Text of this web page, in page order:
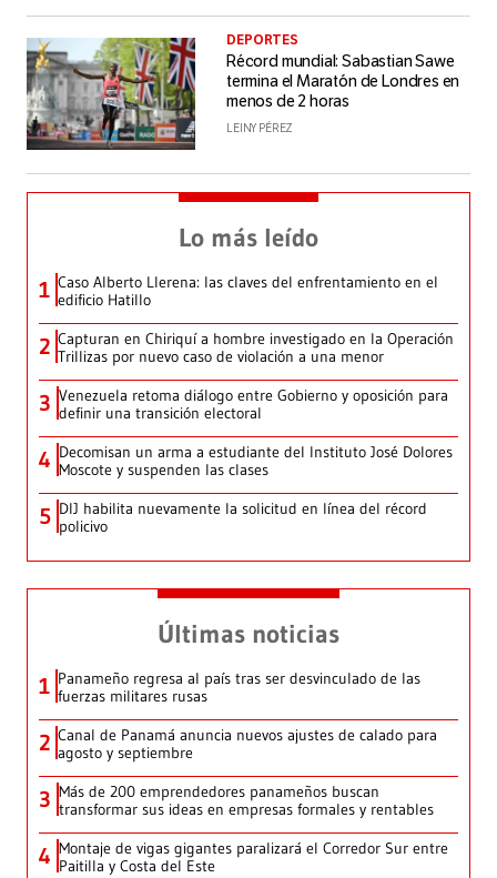
DEPORTES
Récord mundial: Sabastian Sawe
termina el Maratón de Londres en
menos de 2 horas
LEINY PÉREZ
Lo más leído
1 Caso Alberto Llerena: las claves del enfrentamiento en el
edificio Hatillo
2 Capturan en Chiriquí a hombre investigado en la Operación
Trillizas por nuevo caso de violación a una menor
3 Venezuela retoma diálogo entre Gobierno y oposición para
definir una transición electoral
4 Decomisan un arma a estudiante del Instituto José Dolores
Moscote y suspenden las clases
5 DIJ habilita nuevamente la solicitud en línea del récord
policivo
Últimas noticias
1 Panameño regresa al país tras ser desvinculado de las
fuerzas militares rusas
2 Canal de Panamá anuncia nuevos ajustes de calado para
agosto y septiembre
3 Más de 200 emprendedores panameños buscan
transformar sus ideas en empresas formales y rentables
4 Montaje de vigas gigantes paralizará el Corredor Sur entre
Paitilla y Costa del Este